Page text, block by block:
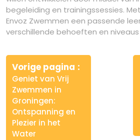
begeleiding en trainingssessies.
Envoz Zwemmen een passende
verschillende behoeften en
Berichtnavigatie
Vorige pagina
Geniet van Vrij
Zwemmen in
Groningen:
Ontspanning en
Plezier in het
Water